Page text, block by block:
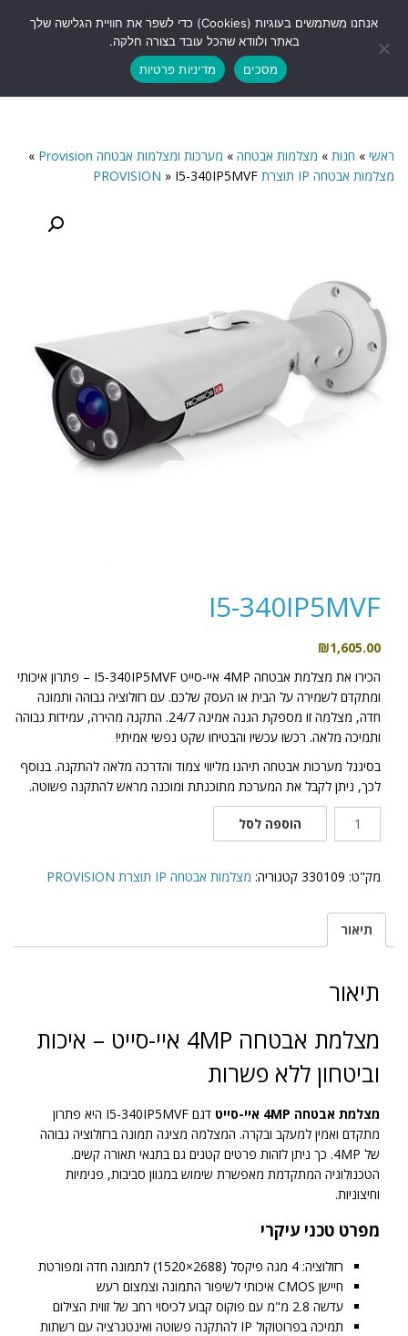
תפריט
ראשי » חנות » מצלמות אבטחה » מערכות ומצלמות אבטחה Provision
»
מצלמות אבטחה IP תוצרת PROVISION
» I5-340IP5MVF
I5-340IP5MVF
₪1,605.00
הכירו את מצלמת אבטחה 4MP איי-סייט I5-340IP5MVF – פתרון איכותי
ומתקדם לשמירה על הבית או העסק שלכם. עם רזולוציה גבוהה ותמונה
חדה, מצלמה זו מספקת הגנה אמינה 24/7. התקנה מהירה, עמידות גבוהה
ותמיכה מלאה. רכשו עכשיו והבטיחו שקט נפשי אמיתי!
בסיגנל מערכות אבטחה תיהנו מליווי צמוד והדרכה מלאה להתקנה. בנוסף
לכך, ניתן לקבל את המערכת מתוכנתת ומוכנה מראש להתקנה פשוטה.
340IP5MVF
הוספה לסל
מק"ט: 330109 קטגוריה: מצלמות אבטחה IP תוצרת PROVISION
תיאור
תיאור
מצלמת אבטחה 4MP איי-סייט – איכות
וביטחון ללא פשרות
מצלמת אבטחה 4MP איי-סייט
דגם I5-340IP5MVF היא פתרון
מתקדם ואמין למעקב ובקרה. המצלמה מציגה תמונה ברזולוציה גבוהה
של 4MP. כך ניתן לזהות פרטים קטנים גם בתנאי תאורה קשים.
הטכנולוגיה המתקדמת מאפשרת שימוש במגוון סביבות, פנימיות
וחיצוניות.
מפרט טכני עיקרי
רזולוציה: 4 מגה פיקסל (2688×1520) לתמונה חדה ומפורטת
חיישן CMOS איכותי לשיפור התמונה וצמצום רעש
עדשה 2.8 מ"מ עם פוקוס קבוע לכיסוי רחב של זווית הצילום
תמיכה בפרוטוקול IP להתקנה פשוטה ואינטגרציה עם רשתות
אנחנו משתמשים בעוגיות (Cookies) כדי לשפר את חוויית הגלישה שלך
באתר ולוודא שהכל עובד בצורה חלקה.
מסכים
מדיניות פרטיות